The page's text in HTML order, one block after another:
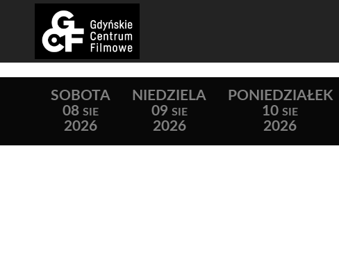
SOBOTA
08 SIE
2026
NIEDZIELA
09 SIE
2026
PONIEDZIAŁEK
10 SIE
2026